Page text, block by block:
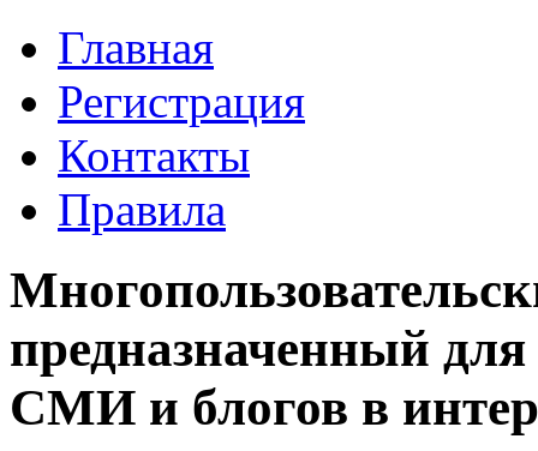
Главная
Регистрация
Контакты
Правила
предназначенный
СМИ и блогов в